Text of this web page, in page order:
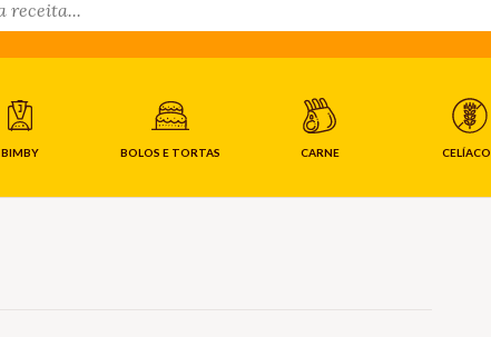
BIMBY BOLOS E TORTAS CARNE